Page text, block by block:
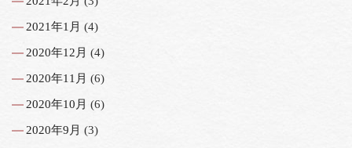
2021年1月 (4)
2020年12月 (4)
2020年11月 (6)
2020年10月 (6)
2020年9月 (3)